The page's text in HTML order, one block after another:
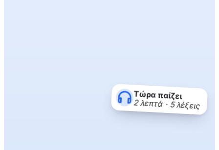
Τώρα παίζει
2 λεπτά · 5 λέξεις